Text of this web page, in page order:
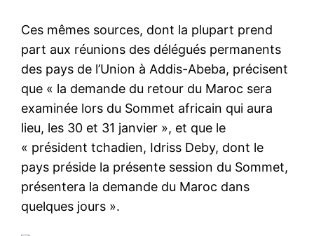
Ces mêmes sources, dont la plupart prend
part aux réunions des délégués permanents
des pays de l’Union à Addis-Abeba, précisent
que « la demande du retour du Maroc sera
examinée lors du Sommet africain qui aura
lieu, les 30 et 31 janvier », et que le
« président tchadien, Idriss Deby, dont le
pays préside la présente session du Sommet,
présentera la demande du Maroc dans
quelques jours ».